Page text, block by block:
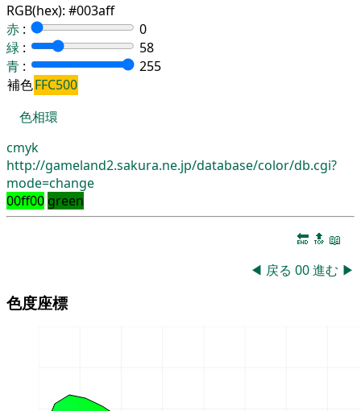
RGB(hex): #003aff
赤 :
0
緑 :
58
青 :
255
補色FFC500
色相環
cmyk
http://gameland2.sakura.ne.jp/database/color/db.cgi?
mode=change
00ff00 green
🔚 🔝 📖
◀ 戻る 00進む ▶
色度座標